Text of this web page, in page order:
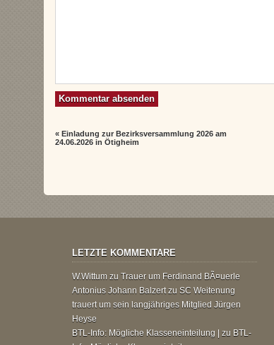
«Einladung zur Bezirksversammlung 2026 am
24.06.2026 in Ötigheim
LETZTE KOMMENTARE
W.Wittum zu Trauer um Ferdinand BÃ¤uerle
Antonius Johann Balzertzu SC Weitenung
trauert um sein langjähriges Mitglied Jürgen
Heyse
BTL-Info: Mögliche Klasseneinteilung | zu BTL-